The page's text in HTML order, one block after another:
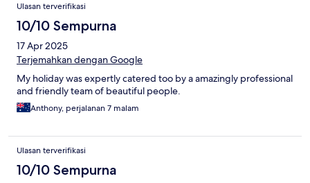
Ulasan terverifikasi
10/10 Sempurna
17 Apr 2025
Terjemahkan dengan Google
My holiday was expertly catered too by a amazingly professional
and friendly team of beautiful people.
Anthony, perjalanan 7 malam
Ulasan terverifikasi
10/10 Sempurna